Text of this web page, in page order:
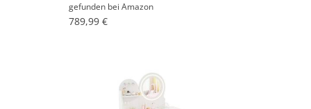
gefunden bei Amazon
789,99 €